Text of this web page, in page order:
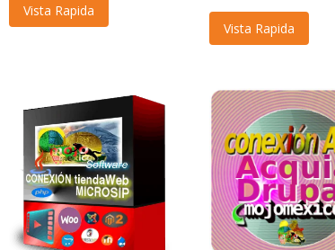
Vista Rapida
Vista Rapida